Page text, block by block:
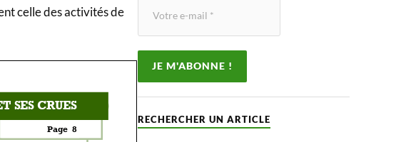
celle des activités de
RECHERCHER UN ARTICLE